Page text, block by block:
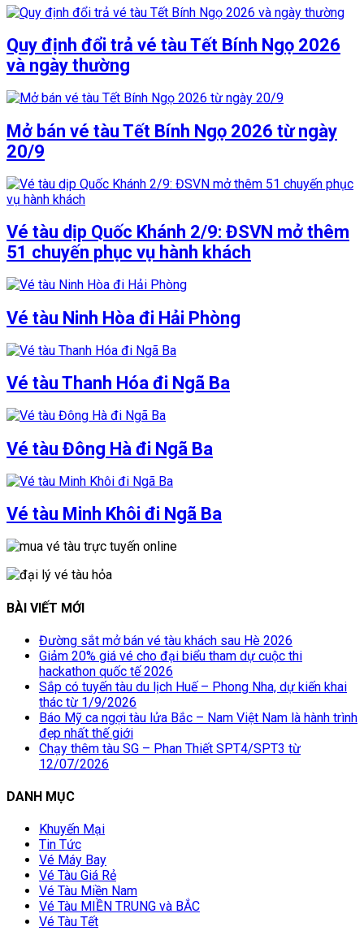
Quy định đổi trả vé tàu Tết Bính Ngọ 2026
và ngày thường
Mở bán vé tàu Tết Bính Ngọ 2026 từ ngày
20/9
Vé tàu dịp Quốc Khánh 2/9: ĐSVN mở thêm
51 chuyến phục vụ hành khách
Vé tàu Ninh Hòa đi Hải Phòng
Vé tàu Thanh Hóa đi Ngã Ba
Vé tàu Đông Hà đi Ngã Ba
Vé tàu Minh Khôi đi Ngã Ba
BÀI VIẾT MỚI
Đường sắt mở bán vé tàu khách sau Hè 2026
Giảm 20% giá vé cho đại biểu tham dự cuộc thi
hackathon quốc tế 2026
Sắp có tuyến tàu du lịch Huế – Phong Nha, dự kiến khai
thác từ 1/9/2026
Báo Mỹ ca ngợi tàu lửa Bắc – Nam Việt Nam là hành trình
đẹp nhất thế giới
Chạy thêm tàu SG – Phan Thiết SPT4/SPT3 từ
12/07/2026
DANH MỤC
Khuyến Mại
Tin Tức
Vé Máy Bay
Vé Tàu Giá Rẻ
Vé Tàu Miền Nam
Vé Tàu MIỀN TRUNG và BẮC
Vé Tàu Tết